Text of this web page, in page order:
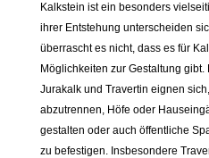
Kalkstein ist ein besonders
ihrer Entstehung unterscheiden
überrascht es nicht, dass es für
Möglichkeiten zur Gestaltung
Jurakalk und Travertin eignen
abzutrennen, Höfe oder
gestalten oder auch öffentliche
zu befestigen. Insbesondere